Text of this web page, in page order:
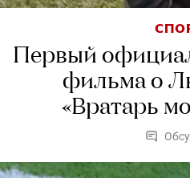
Первый
фильма о
«Вратарь